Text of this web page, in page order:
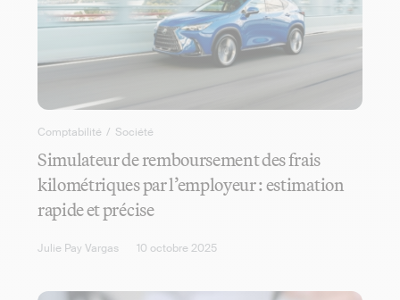
Comptabilité / Société
Simulateur de remboursement des frais
kilométriques par l’employeur : estimation
rapide et précise
Julie Pay Vargas 10 octobre 2025